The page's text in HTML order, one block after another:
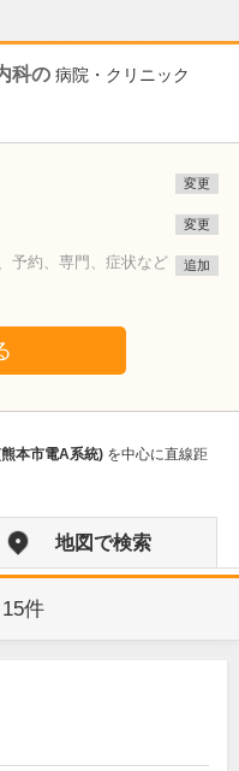
科の 病院・クリニック
変更
変更
予約、専門、症状など
追加
本市電A系統) を中心に直線距
地図で検索
件